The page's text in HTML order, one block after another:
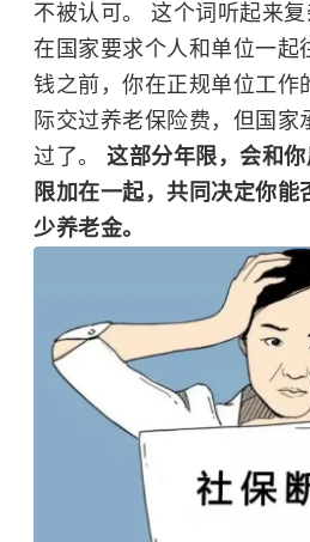
不被认可。 这个词听起来复
在国家要求个人和单位一起
钱之前，你在正规单位工作
际交过养老保险费，但国家
过了。 这部分年限，会和
限加在一起，共同决定你能
少养老金。